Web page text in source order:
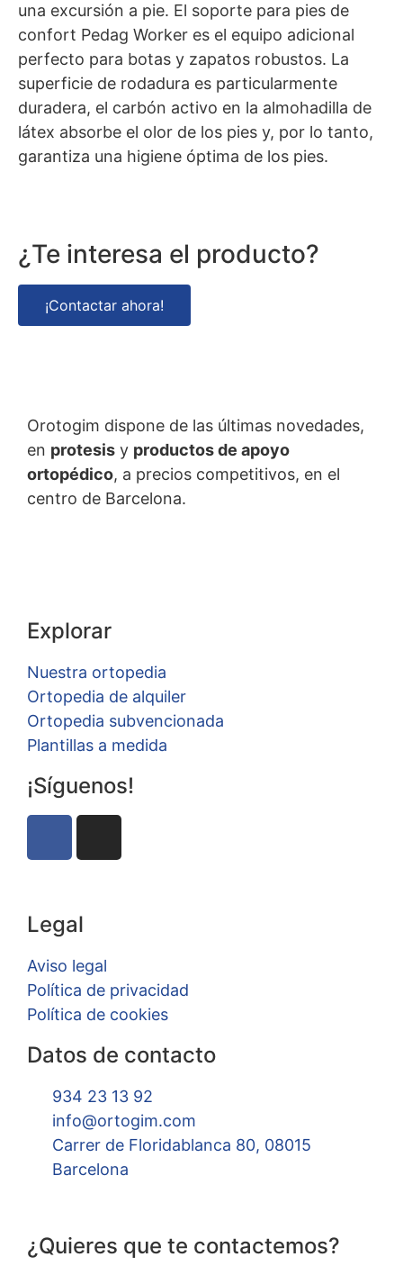
una excursión a pie. El soporte para pies de
confort Pedag Worker es el equipo adicional
perfecto para botas y zapatos robustos. La
superficie de rodadura es particularmente
duradera, el carbón activo en la almohadilla de
látex absorbe el olor de los pies y, por lo tanto,
garantiza una higiene óptima de los pies.
¿Te interesa el producto?
¡Contactar ahora!
Orotogim dispone de las últimas novedades,
en protesis y productos de apoyo
ortopédico, a precios competitivos, en el
centro de Barcelona.
Explorar
Nuestra ortopedia
Ortopedia de alquiler
Ortopedia subvencionada
Plantillas a medida
¡Síguenos!
Legal
Aviso legal
Política de privacidad
Política de cookies
Datos de contacto
934 23 13 92
info@ortogim.com
Carrer de Floridablanca 80, 08015
Barcelona
¿Quieres que te contactemos?